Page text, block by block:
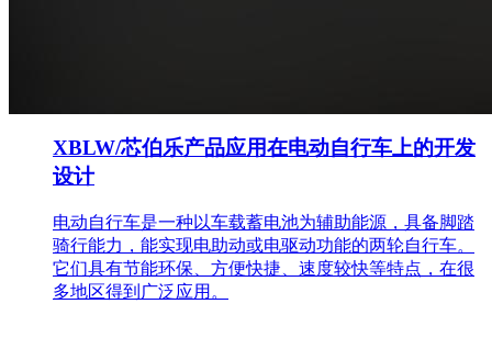
XBLW/芯伯乐产品应用在电动自行车上的开发
设计
电动自行车是一种以车载蓄电池为辅助能源，具备脚踏
骑行能力，能实现电助动或电驱动功能的两轮自行车。
它们具有节能环保、方便快捷、速度较快等特点，在很
多地区得到广泛应用。